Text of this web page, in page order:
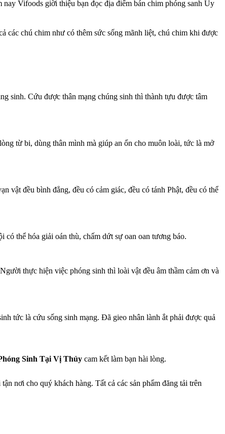
Vifoods giời thiệu bạn đọc địa điểm bán chim phóng sanh Uy
các chú chim như có thêm sức sống mãnh liệt, chú chim khi được
sinh. Cứu được thân mạng chúng sinh thì thành tựu được tâm
từ bi, dùng thân mình mà giúp an ổn cho muôn loài, tức là mở
vật đều bình đẳng, đều có cảm giác, đều có tánh Phật, đều có thể
thể hóa giải oán thù, chấm dứt sự oan oan tương báo.
thực hiện việc phóng sinh thì loài vật đều âm thầm cảm ơn và
tức là cứu sống sinh mạng. Đã gieo nhân lành ắt phải được quả
Sinh Tại Vị Thủy cam kết làm bạn hài lòng.
nơi cho quý khách hàng. Tất cả các sản phẩm đăng tải trên